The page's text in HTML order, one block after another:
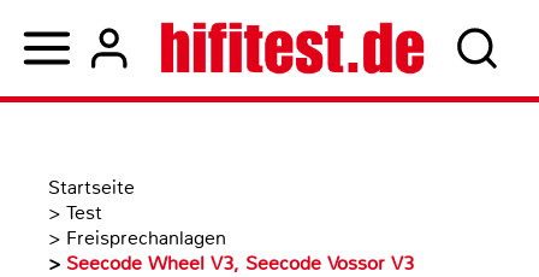
Startseite
> Test
> Freisprechanlagen
> Seecode Wheel V3, Seecode Vossor V3